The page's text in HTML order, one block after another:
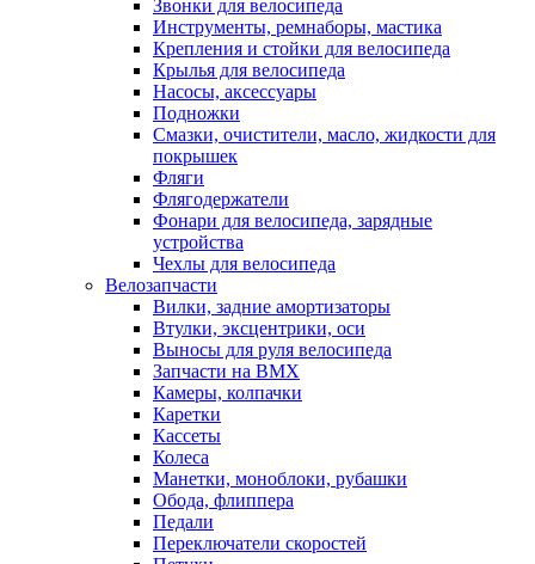
Звонки для велосипеда
Инструменты, ремнаборы, мастика
Крепления и стойки для велосипеда
Крылья для велосипеда
Насосы, аксессуары
Подножки
Смазки, очистители, масло, жидкости для
покрышек
Фляги
Флягодержатели
Фонари для велосипеда, зарядные
устройства
Чехлы для велосипеда
Велозапчасти
Вилки, задние амортизаторы
Втулки, эксцентрики, оси
Выносы для руля велосипеда
Запчасти на BMX
Камеры, колпачки
Каретки
Кассеты
Колеса
Манетки, моноблоки, рубашки
Обода, флиппера
Педали
Переключатели скоростей